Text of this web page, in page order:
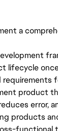
a
lifecycle
requirements
product
error,
products